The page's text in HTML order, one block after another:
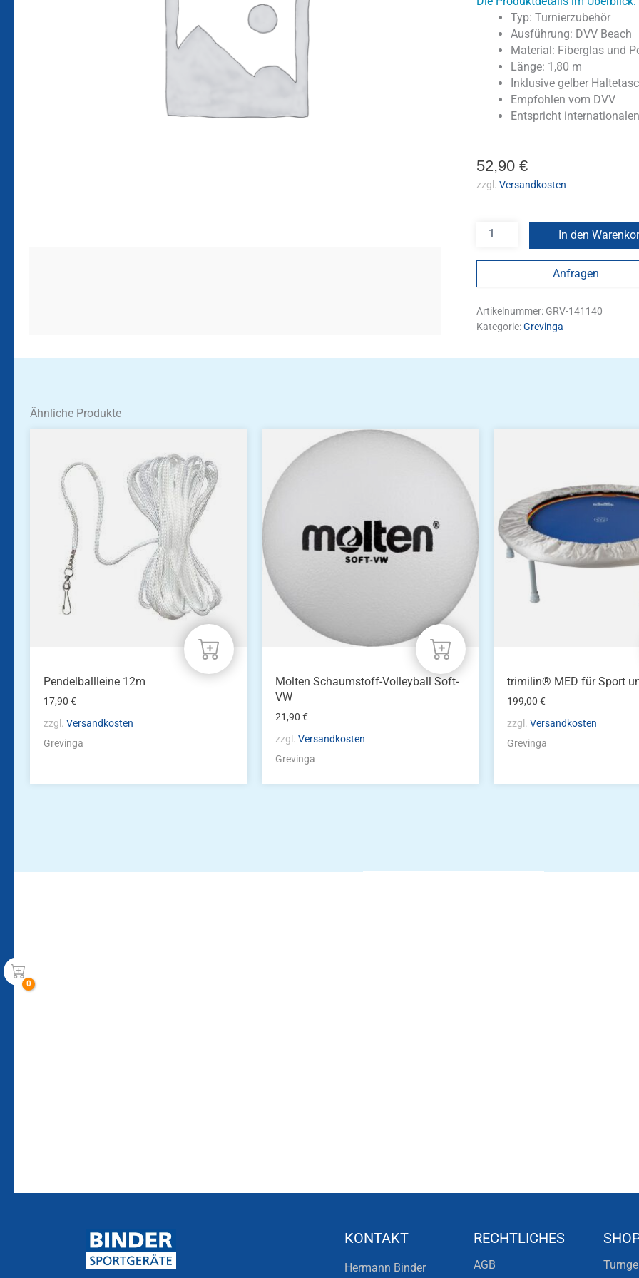
Typ: Turnierzubehör
Ausführung: DVV Beach
Material: Fiberglas und
Länge: 1,80 m
Inklusive gelber
Empfohlen vom DVV
Entspricht
52,90 €
zzgl. Versandkosten
In den
Anfragen
Artikelnummer: GRV-141140
Kategorie:Grevinga
Ähnliche Produkte
Pendelballleine 12m
17,90€
zzgl.Versandkosten
Grevinga
Molten Schaumstoff-Volleyball Soft-
VW
21,90€
zzgl.Versandkosten
Grevinga
trimilin® MED für Sport
199,00€
zzgl.Versandkosten
Grevinga
KONTAKT
Hermann Binder
RECHTLICHES
AGB